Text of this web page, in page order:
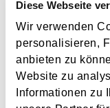
Diese Webseite
Wir verwenden
personalisieren,
anbieten zu
Website zu
Informationen zu
oder Fernwärme)
Entgelt ("
ab...
Langtext
Begünstigungen